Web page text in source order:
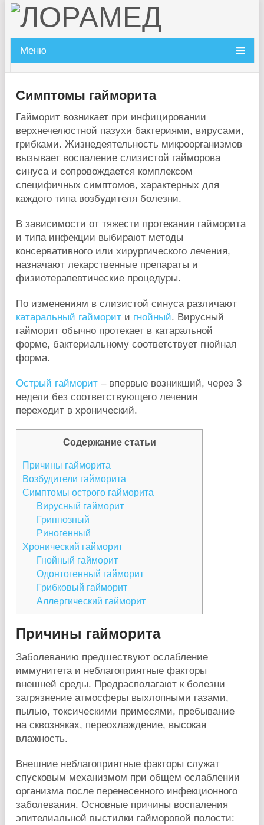
Меню
Симптомы гайморита
Гайморит возникает при инфицировании
верхнечелюстной пазухи бактериями, вирусами,
грибками. Жизнедеятельность микроорганизмов
вызывает воспаление слизистой гайморова
синуса и сопровождается комплексом
специфичных симптомов, характерных для
каждого типа возбудителя болезни.
В зависимости от тяжести протекания гайморита
и типа инфекции выбирают методы
консервативного или хирургического лечения,
назначают лекарственные препараты и
физиотерапевтические процедуры.
По изменениям в слизистой синуса различают
катаральный гайморит и гнойный. Вирусный
гайморит обычно протекает в катаральной
форме, бактериальному соответствует гнойная
форма.
Острый гайморит – впервые возникший, через 3
недели без соответствующего лечения
переходит в хронический.
Содержание статьи
Причины гайморита
Возбудители гайморита
Симптомы острого гайморита
Вирусный гайморит
Гриппозный
Риногенный
Хронический гайморит
Гнойный гайморит
Одонтогенный гайморит
Грибковый гайморит
Аллергический гайморит
Причины гайморита
Заболеванию предшествуют ослабление
иммунитета и неблагоприятные факторы
внешней среды. Предрасполагают к болезни
загрязнение атмосферы выхлопными газами,
пылью, токсическими примесями, пребывание
на сквозняках, переохлаждение, высокая
влажность.
Внешние неблагоприятные факторы служат
спусковым механизмом при общем ослаблении
организма после перенесенного инфекционного
заболевания. Основные причины воспаления
эпителиальной выстилки гайморовой полости: